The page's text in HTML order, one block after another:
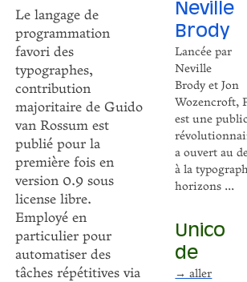
Le langage de
programmation
favori des
typographes,
contribution
majoritaire de Guido
van Rossum est
publié pour la
première fois en
version 0.9 sous
license libre.
Employé en
particulier pour
automatiser des
tâches répétitives via
Neville
Brody
Lancée par
Neville
Brody et Jon
Wozencroft,
est une
a ouvert au
à la
horizons ...
Unico
de
→ aller